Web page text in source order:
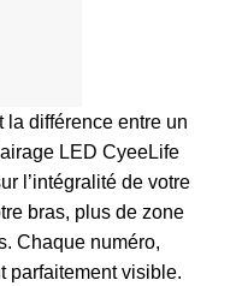
la différence entre un
LED CyeeLife
l’intégralité de votre
bras, plus de zone
Chaque numéro,
parfaitement visible.